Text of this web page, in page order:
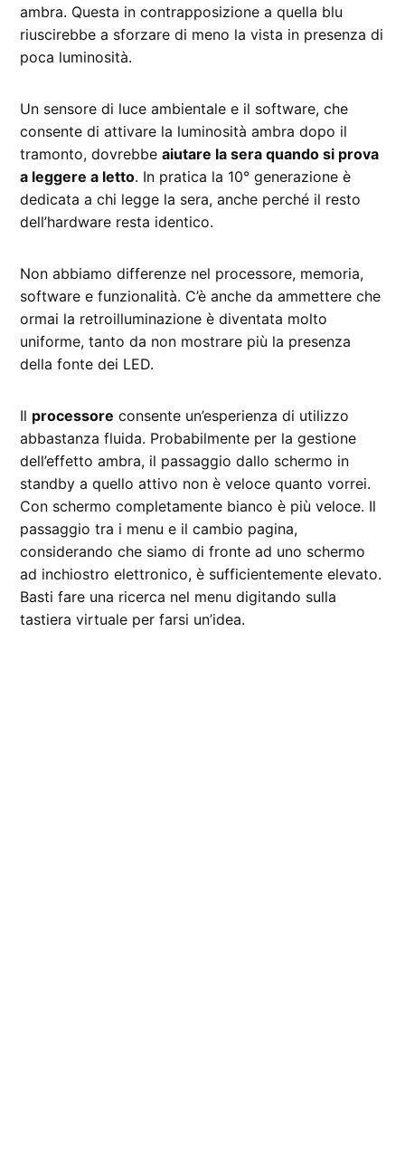
ambra. Questa in contrapposizione a quella blu
riuscirebbe a sforzare di meno la vista in presenza di
poca luminosità.
Un sensore di luce ambientale e il software, che
consente di attivare la luminosità ambra dopo il
tramonto, dovrebbeaiutare la sera quando si prova
a leggere a letto. In pratica la 10° generazione è
dedicata a chi legge la sera, anche perché il resto
dell’hardware resta identico.
Non abbiamo differenze nel processore, memoria,
software e funzionalità. C’è anche da ammettere che
ormai la retroilluminazione è diventata molto
uniforme, tanto da non mostrare più la presenza
della fonte dei LED.
Il processore consente un’esperienza di utilizzo
abbastanza fluida. Probabilmente per la gestione
dell’effetto ambra, il passaggio dallo schermo in
standby a quello attivo non è veloce quanto vorrei.
Con schermo completamente bianco è più veloce. Il
passaggio tra i menu e il cambio pagina,
considerando che siamo di fronte ad uno schermo
ad inchiostro elettronico, è sufficientemente elevato.
Basti fare una ricerca nel menu digitando sulla
tastiera virtuale per farsi un’idea.